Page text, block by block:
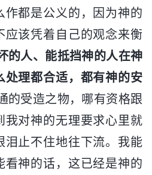
作都是公义的，因为神的
应该凭着自己的观念来衡
的人、能抵挡神的人在神
处理都合适，都有神的安
的受造之物，哪有资格跟
我对神的无理要求心里就
泪止不住地往下流。我能
看神的话，这已经是神的